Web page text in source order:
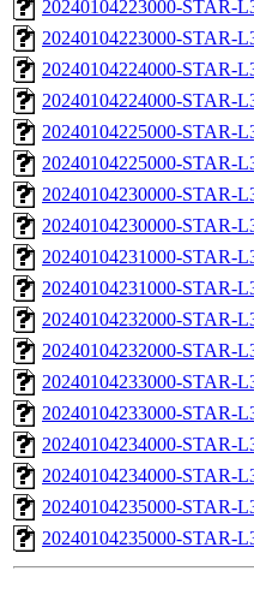
20240104223000-STAR-
20240104223000-STAR-
20240104224000-STAR-
20240104224000-STAR-
20240104225000-STAR-
20240104225000-STAR-
20240104230000-STAR-
20240104230000-STAR-
20240104231000-STAR-
20240104231000-STAR-
20240104232000-STAR-
20240104232000-STAR-
20240104233000-STAR-
20240104233000-STAR-
20240104234000-STAR-
20240104234000-STAR-
20240104235000-STAR-
20240104235000-STAR-